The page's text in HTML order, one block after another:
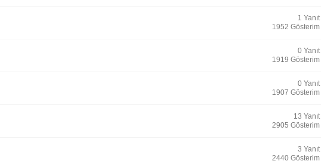
1 Yanıt
1952 Gösterim
0 Yanıt
1919 Gösterim
0 Yanıt
1907 Gösterim
13 Yanıt
2905 Gösterim
3 Yanıt
2440 Gösterim